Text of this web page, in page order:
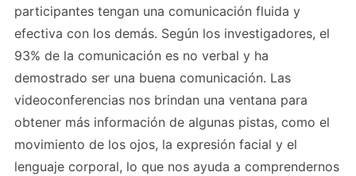
participantes tengan una comunicación fluida y
efectiva con los demás. Según los investigadores, el
93% de la comunicación es no verbal y ha
demostrado ser una buena comunicación. Las
videoconferencias nos brindan una ventana para
obtener más información de algunas pistas, como el
movimiento de los ojos, la expresión facial y el
lenguaje corporal, lo que nos ayuda a comprendernos